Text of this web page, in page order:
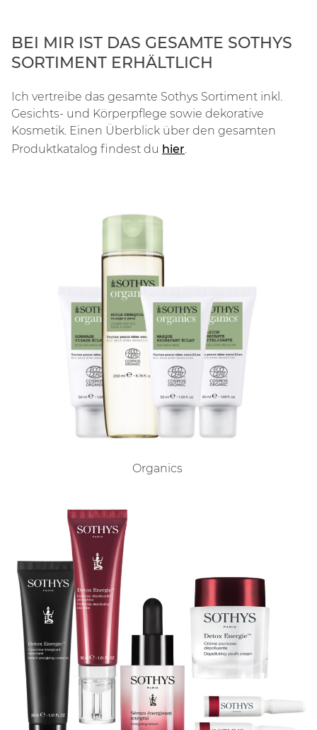
BEI MIR IST DAS GESAMTE SOTHYS
SORTIMENT ERHÄLTLICH
Ich vertreibe das gesamte Sothys Sortiment inkl.
Gesichts- und Körperpflege sowie dekorative
Kosmetik. Einen Überblick über den gesamten
Produktkatalog findest du hier.
Organics